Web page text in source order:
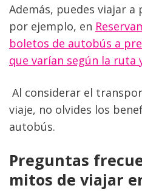
Además, puedes viajar a
por ejemplo, en
boletos de autobús a
que varían según la ruta
Al considerar el
viaje, no olvides los
autobús.
Preguntas
mitos de viajar